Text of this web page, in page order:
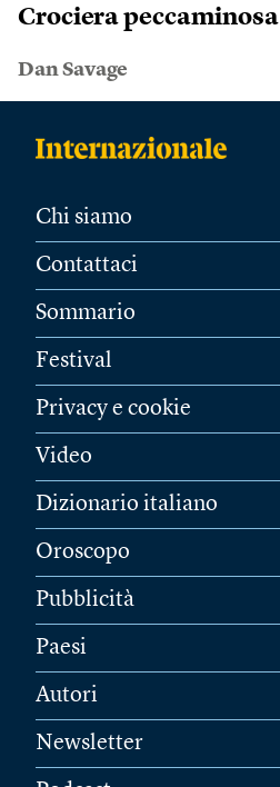
Crociera peccaminosa
Dan Savage
Chi siamo
Contattaci
Sommario
Festival
Privacy e cookie
Video
Dizionario italiano
Oroscopo
Pubblicità
Paesi
Autori
Newsletter